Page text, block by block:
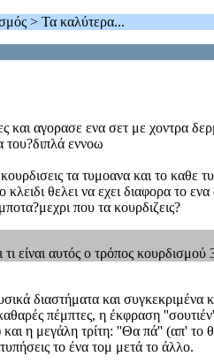
> Τα καλύτερα...
και αγορασε ενα σετ με χοντρα
του?διπλά εννοω
τα τυμοανα και το καθε
θελει να εχει διαφορα το
που τα κουρδιζεις?
είναι αυτός ο τρόπος κουρδισμού
διαστήματα και
πέμπτες, η έκφραση
και η μεγάλη τρίτη: ''Θα πά'' (απ'
το ένα τομ μετά το άλλο.